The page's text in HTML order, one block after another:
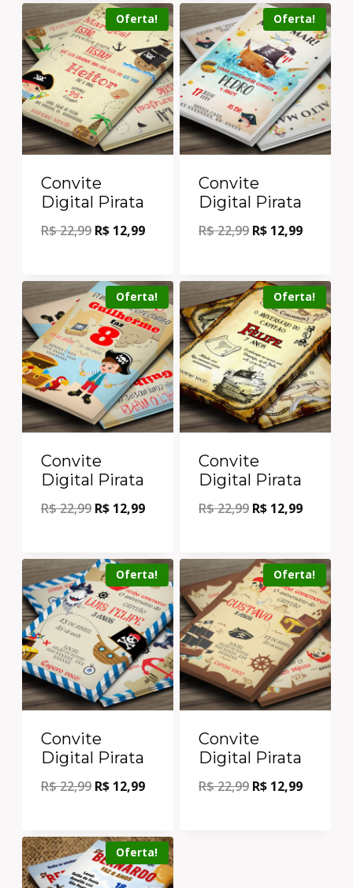
Oferta!
Convite
Digital Pirata
R$22,99 R$ 12,99
Oferta!
Convite
Digital Pirata
R$22,99 R$ 12,99
Oferta!
Convite
Digital Pirata
R$22,99 R$ 12,99
Oferta!
Convite
Digital Pirata
R$22,99 R$ 12,99
Oferta!
Convite
Digital Pirata
R$22,99 R$ 12,99
Oferta!
Convite
Digital Pirata
R$22,99 R$ 12,99
Oferta!